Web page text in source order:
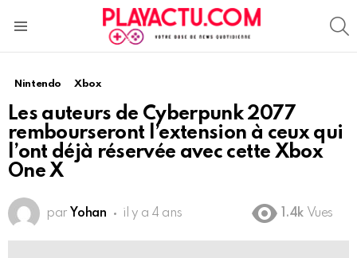
Nintendo Xbox
Les auteurs de Cyberpunk 2077
rembourseront l’extension à ceux qui
l’ont déjà réservée avec cette Xbox
One X
par Yohan il y a 4 ans 1.4k Vues